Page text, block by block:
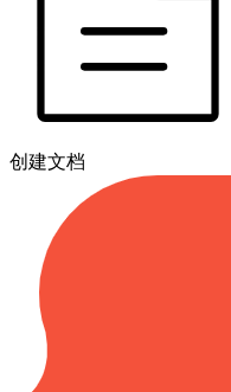
创建文档